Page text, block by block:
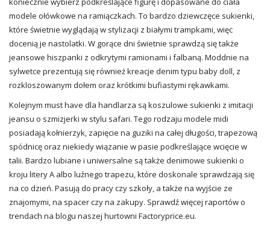
modele ołówkowe na ramiączkach. To bardzo dziewczęce sukienki,
które świetnie wyglądają w stylizacji z białymi trampkami, więc
docenią je nastolatki. W gorące dni świetnie sprawdzą się także
jeansowe hiszpanki z odkrytymi ramionami i falbaną. Moddnie na
sylwetce prezentują się również kreacje denim typu baby doll, z
rozkloszowanym dołem oraz krótkimi bufiastymi rękawkami.
Kolejnym must have dla handlarza są koszulowe sukienki z imitacji
jeansu o szmizjerki w stylu safari. Tego rodzaju modele midi
posiadają kołnierzyk, zapięcie na guziki na całej długości, trapezową
spódnicę oraz niekiedy wiązanie w pasie podkreślające wcięcie w
talii. Bardzo lubiane i uniwersalne są także denimowe sukienki o
kroju litery A albo luźnego trapezu, które doskonale sprawdzają się
na co dzień. Pasują do pracy czy szkoły, a także na wyjście ze
znajomymi, na spacer czy na zakupy. Sprawdź więcej raportów o
trendach na blogu naszej hurtowni Factoryprice.eu.